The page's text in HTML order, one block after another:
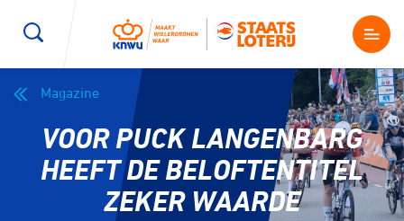
Kenniscentrum
Magazine
Magazine
VOOR PUCK LANGENBARG
HEEFT DE BELOFTENTITEL
ZEKER WAARDE
Wegwielrennen Mountainbiken
E-Racing
Kunstwielrijden ID-Cycling